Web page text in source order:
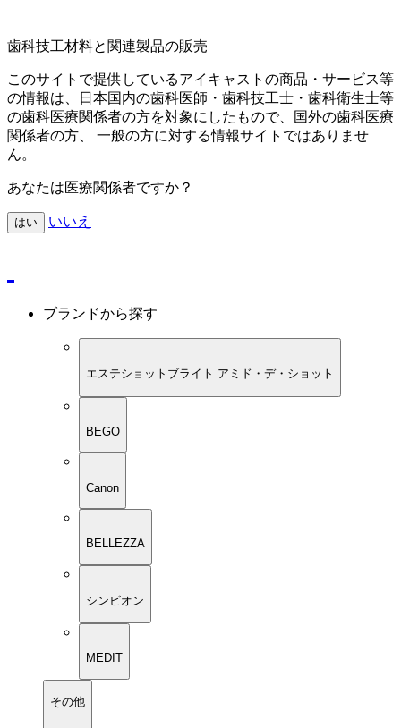
歯科技工材料と関連製品の販売
このサイトで提供しているアイキャストの商品・サービス等
の情報は、日本国内の歯科医師・歯科技工士・歯科衛生士等
の歯科医療関係者の方を対象にしたもので、国外の歯科医療
関係者の方、 一般の方に対する情報サイトではありませ
ん。
あなたは医療関係者ですか？
はい いいえ
ブランドから探す
エステショットブライト アミド・デ・ショット
BEGO
Canon
BELLEZZA
シンビオン
MEDIT
その他